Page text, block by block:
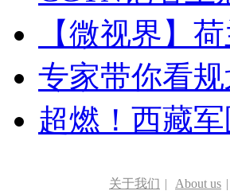
【微视界】
专家带你看
超燃！西藏
关于我们 | About us |